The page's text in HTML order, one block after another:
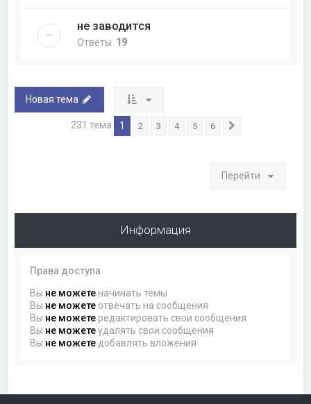
не заводится
Ответы: 19
Новая тема
231 тема 1 2 3 4 5 6
Перейти
Информация
Права доступа
Вы не можете начинать темы
Вы не можете отвечать на сообщения
Вы не можете редактировать свои сообщения
Вы не можетеудалять свои сообщения
Вы не можете добавлять вложения